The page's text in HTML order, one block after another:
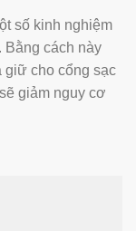
số kinh nghiệm
Bằng cách này
giữ cho cổng sạc
giảm nguy cơ